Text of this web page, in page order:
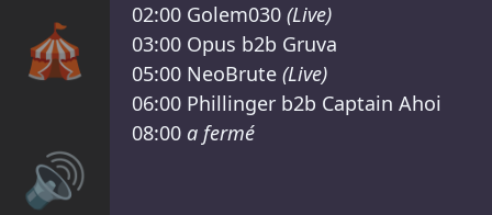
🎪
🔊
02:00 Golem030 (Live)
03:00 Opus b2b Gruva
05:00 NeoBrute (Live)
06:00 Phillinger b2b Captain Ahoi
08:00 a fermé